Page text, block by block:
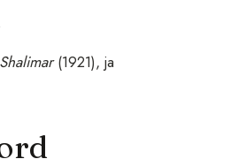
Shalimar(1921), ja